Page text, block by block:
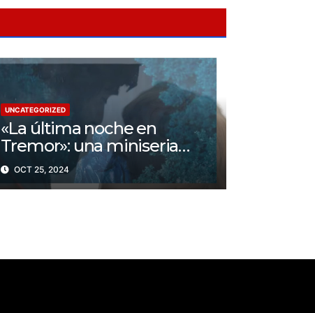
UNCATEGORIZED
«La última noche en
Tremor»: una miniseria
psicológica ¿Cuál es su
trama?
OCT 25, 2024